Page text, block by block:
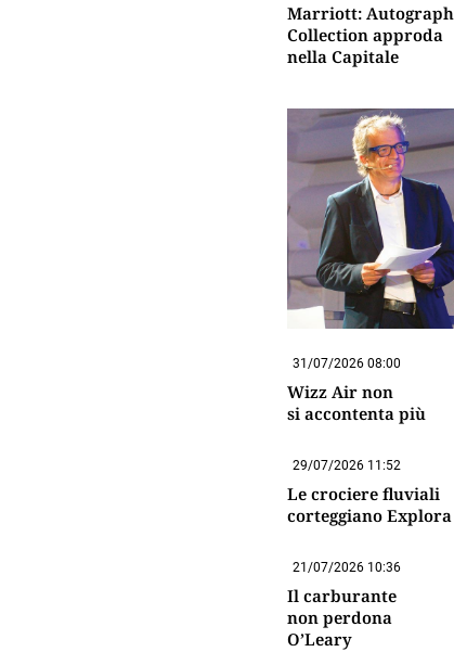
Marriott: Autograph
Collection approda
nella Capitale
31/07/2026 08:00
Wizz Air non
si accontenta più
29/07/2026 11:52
Le crociere fluviali
corteggiano Explora
21/07/2026 10:36
Il carburante
non perdona
O’Leary